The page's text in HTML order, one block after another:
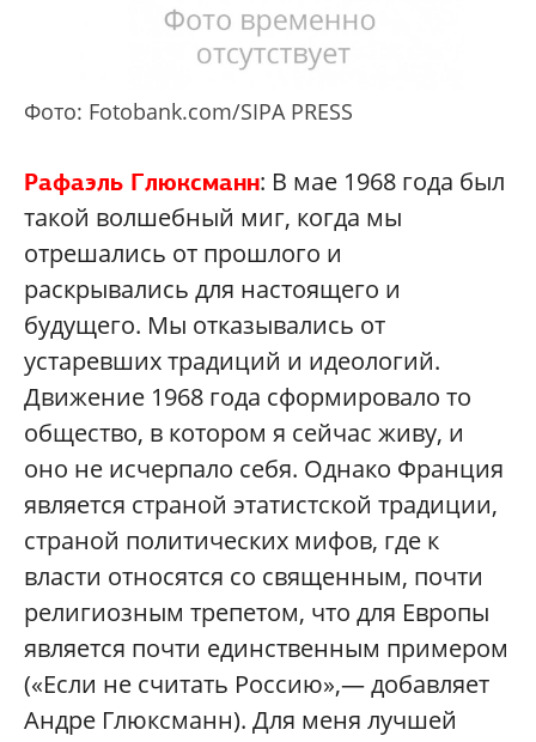
Фото: Fotobank.com/SIPA PRESS
Рафаэль Глюксманн: В мае 1968 года был
такой волшебный миг, когда мы
отрешались от прошлого и
раскрывались для настоящего и
будущего. Мы отказывались от
устаревших традиций и идеологий.
Движение 1968 года сформировало то
общество, в котором я сейчас живу, и
оно не исчерпало себя. Однако Франция
является страной этатистской традиции,
страной политических мифов, где к
власти относятся со священным, почти
религиозным трепетом, что для Европы
является почти единственным примером
(«Если не считать Россию»,— добавляет
Андре Глюксманн). Для меня лучшей